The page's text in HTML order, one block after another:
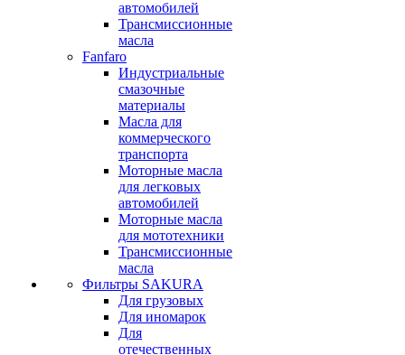
автомобилей
Трансмиссионные
масла
Fanfaro
Индустриальные
смазочные
материалы
Масла для
коммерческого
транспорта
Моторные масла
для легковых
автомобилей
Моторные масла
для мототехники
Трансмиссионные
масла
Фильтры SAKURA
Для грузовых
Для иномарок
Для
отечественных